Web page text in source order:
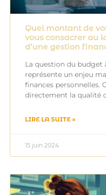
Quel montant de
vous consacrer au
d’une gestion
La question du budget
représente un enjeu
finances personnelles.
directement la qualité
LIRE LA SUITE »
15 juin 2024